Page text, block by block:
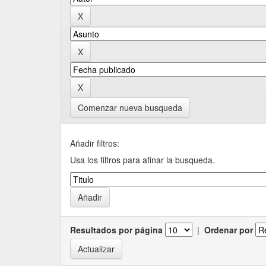
Comenzar nueva busqueda
Añadir filtros:
Usa los filtros para afinar la busqueda.
Resultados por página | Ordenar por